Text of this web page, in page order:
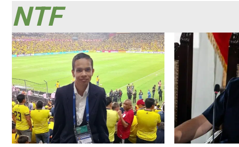
NTF